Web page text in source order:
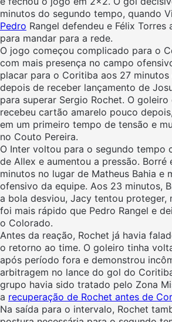
minutos do segundo tempo, quando
Pedro Rangel defendeu e Félix
para mandar para a rede.
O jogo começou complicado para o
com mais presença no campo
placar para o Coritiba aos 27
depois de receber lançamento de
para superar Sergio Rochet. O
recebeu cartão amarelo pouco
em um primeiro tempo de tensão e
no Couto Pereira.
O Inter voltou para o segundo tempo
de Allex e aumentou a pressão. Borré
minutos no lugar de Matheus Bahia e
ofensivo da equipe. Aos 23 minutos,
a bola desviou, Jacy tentou proteger,
foi mais rápido que Pedro Rangel e
o Colorado.
Antes da reação, Rochet já havia
o retorno ao time. O goleiro tinha
após período fora e demonstrou
arbitragem no lance do gol do
grupo havia sido tratado pelo Zona
a recuperação de Rochet antes de
Na saída para o intervalo, Rochet